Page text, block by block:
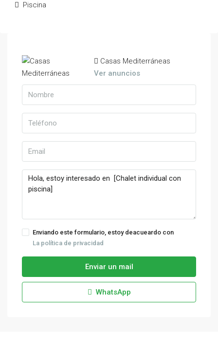
Piscina
Casas Mediterráneas
Ver anuncios
Enviando este formulario, estoy deacueardo con
La política de privacidad
Enviar un mail
WhatsApp